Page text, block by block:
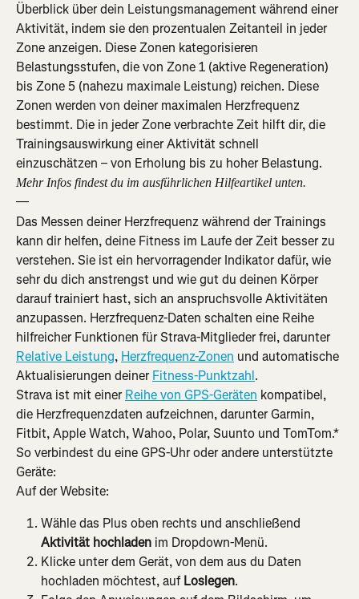
Überblick über dein Leistungsmanagement während einer
Aktivität, indem sie den prozentualen Zeitanteil in jeder
Zone anzeigen. Diese Zonen kategorisieren
Belastungsstufen, die von Zone 1 (aktive Regeneration)
bis Zone 5 (nahezu maximale Leistung) reichen. Diese
Zonen werden von deiner maximalen Herzfrequenz
bestimmt. Die in jeder Zone verbrachte Zeit hilft dir, die
Trainingsauswirkung einer Aktivität schnell
einzuschätzen – von Erholung bis zu hoher Belastung.
Mehr Infos findest du im ausführlichen Hilfeartikel unten.
—
Das Messen deiner Herzfrequenz während der Trainings
kann dir helfen, deine Fitness im Laufe der Zeit besser zu
verstehen. Sie ist ein hervorragender Indikator dafür, wie
sehr du dich anstrengst und wie gut du deinen Körper
darauf trainiert hast, sich an anspruchsvolle Aktivitäten
anzupassen. Herzfrequenz-Daten schalten eine Reihe
hilfreicher Funktionen für Strava-Mitglieder frei, darunter
Relative Leistung, Herzfrequenz-Zonen und automatische
Aktualisierungen deiner Fitness-Punktzahl.
Strava ist mit einer Reihe von GPS-Geräten kompatibel,
die Herzfrequenzdaten aufzeichnen, darunter Garmin,
Fitbit, Apple Watch, Wahoo, Polar, Suunto und TomTom.*
So verbindest du eine GPS-Uhr oder andere unterstützte
Geräte:
Auf der Website:
Wähle das Plus oben rechts und anschließend
Aktivität hochladen im Dropdown-Menü.
Klicke unter dem Gerät, von dem aus du Daten
hochladen möchtest, auf Loslegen.